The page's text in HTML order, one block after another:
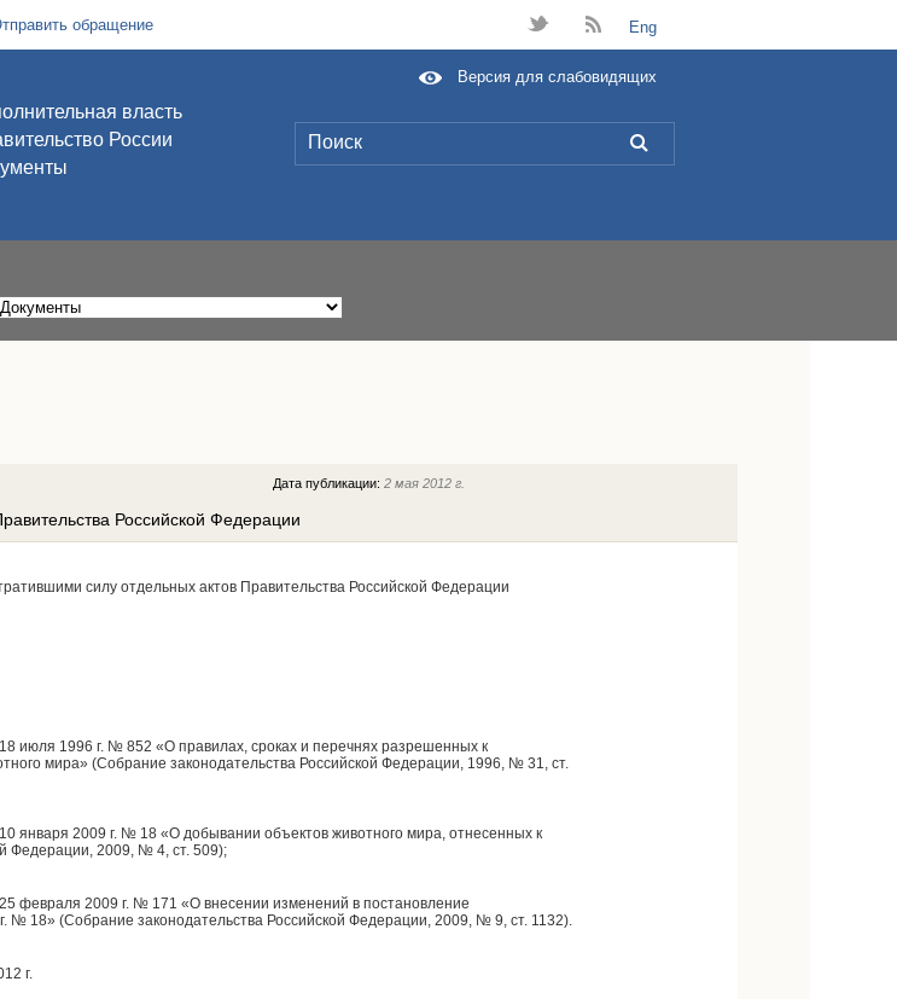
обращение t B Eng
власть
России
L
Версия для слабовидящих
Дата публикации:2 мая 2012 г.
Российской Федерации
силу отдельных актов Правительства Российской Федерации
июля 1996 г. № 852 «О правилах, сроках и перечнях разрешенных к
мира» (Собрание законодательства Российской Федерации, 1996, № 31, ст.
января 2009 г. № 18 «О добывании объектов животного мира, отнесенных к
Федерации, 2009, № 4, ст. 509);
февраля 2009 г. № 171 «О внесении изменений в постановление
№ 18» (Собрание законодательства Российской Федерации, 2009, № 9, ст. 1132).
г.